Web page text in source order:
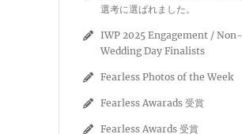
選考に選ばれました。
IWP 2025 Engagement / Non-
Wedding Day Finalists
Fearless Photos of the Week
Fearless Awarads 受賞
Fearless Awards 受賞